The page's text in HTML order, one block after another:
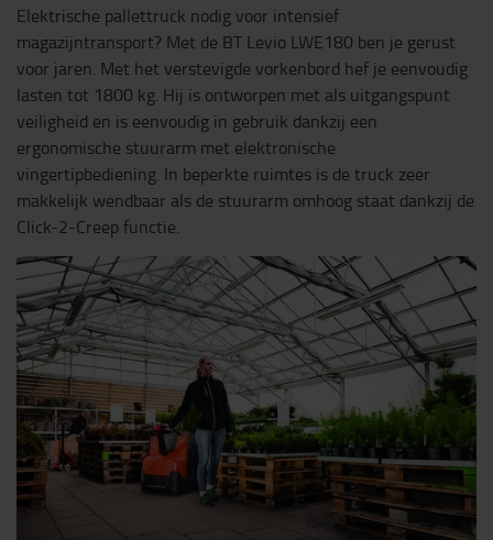
Elektrische pallettruck nodig voor intensief
magazijntransport? Met de BT Levio LWE180 ben je gerust
voor jaren. Met het verstevigde vorkenbord hef je eenvoudig
lasten tot 1800 kg. Hij is ontworpen met als uitgangspunt
veiligheid en is eenvoudig in gebruik dankzij een
ergonomische stuurarm met elektronische
vingertipbediening. In beperkte ruimtes is de truck zeer
makkelijk wendbaar als de stuurarm omhoog staat dankzij de
Click-2-Creep functie.